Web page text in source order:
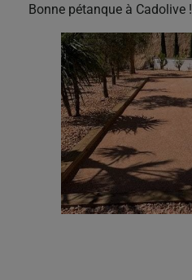
Bonne pétanque à Cadolive !